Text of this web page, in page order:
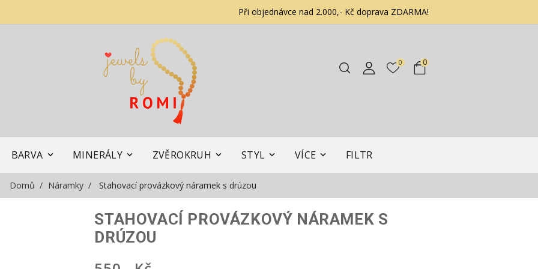
Při objednávce nad 2.000,- Kč doprava ZDARMA!
0
0
BARVA MINERÁLY ZVĚROKRUH STYL VÍCE FILTR
Domů Náramky Stahovací provázkový náramek s drúzou
STAHOVACÍ PROVÁZKOVÝ NÁRAMEK S
DRÚZOU